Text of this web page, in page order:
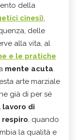
della
cinesi),
delle
alla vita, al
e le pratiche
mente acuta.
arte marziale
già di per sé
lavoro di
respiro, quando
la qualità e